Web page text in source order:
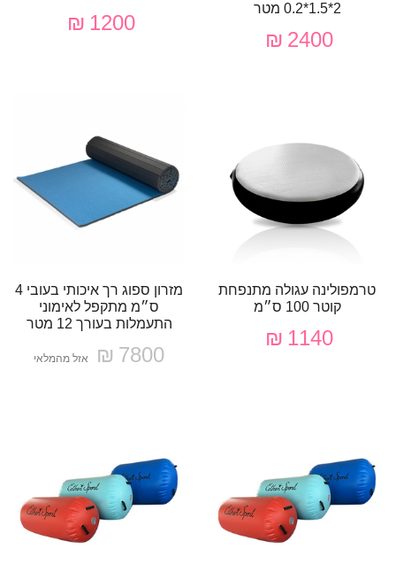
2*1.5*0.2 מטר
2400 ₪
1200 ₪
טרמפולינה עגולה מתנפחת
קוטר 100 ס״מ
1140 ₪
מזרון ספוג רך איכותי בעובי 4
ס״מ מתקפל לאימוני
התעמלות בעורך 12 מטר
7800 ₪ אזל מהמלאי